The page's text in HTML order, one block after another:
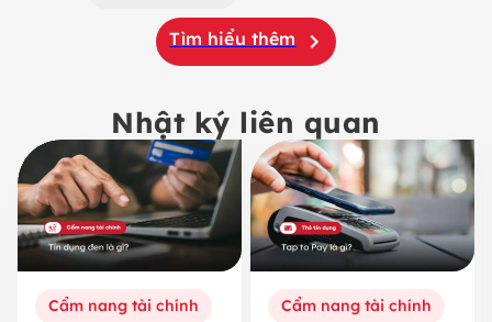
Tìm hiểu thêm
Nhật ký liên quan
Cẩm nang tài chính Cẩm nang tài chính